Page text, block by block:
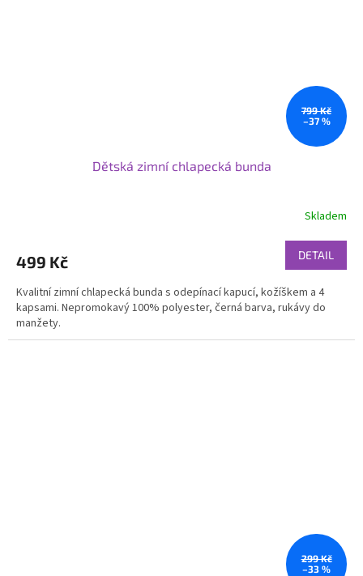
799 Kč
–37 %
Dětská zimní chlapecká bunda
Skladem
499 Kč DETAIL
Kvalitní zimní chlapecká bunda s odepínací kapucí, kožíškem a 4
kapsami. Nepromokavý 100% polyester, černá barva, rukávy do
manžety.
299 Kč
–33 %